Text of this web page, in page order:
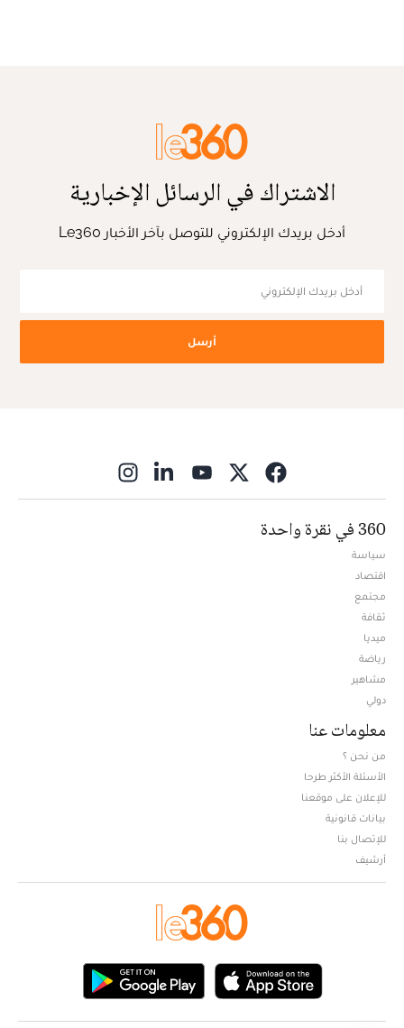
الاشتراك في الرسائل الإخبارية
أدخل بريدك الإلكتروني للتوصل بآخر الأخبار Le360
أرسل
360 في نقرة واحدة
سياسة
اقتصاد
مجتمع
ثقافة
ميديا
رياضة
مشاهير
دولي
معلومات عنا
من نحن ؟
الأسئلة الأكثر طرحا
للإعلان على موقعنا
بيانات قانونية
للإتصال بنا
أرشيف